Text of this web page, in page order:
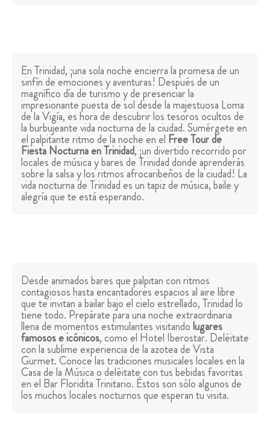
En Trinidad, ¡una sola noche encierra la promesa de un
sinfín de emociones y aventuras! Después de un
magnífico día de turismo y de presenciar la
impresionante puesta de sol desde la majestuosa Loma
de la Vigía, es hora de descubrir los tesoros ocultos de
la burbujeante vida nocturna de la ciudad. Sumérgete en
el palpitante ritmo de la noche en el Free Tour de
Fiesta Nocturna en Trinidad, ¡un divertido recorrido por
locales de música y bares de Trinidad donde aprenderás
sobre la salsa y los ritmos afrocaribeños de la ciudad! La
vida nocturna de Trinidad es un tapiz de música, baile y
alegría que te está esperando.
Desde animados bares que palpitan con ritmos
contagiosos hasta encantadores espacios al aire libre
que te invitan a bailar bajo el cielo estrellado, Trinidad lo
tiene todo. Prepárate para una noche extraordinaria
llena de momentos estimulantes visitandolugares
famosos e icónicos, como el Hotel Iberostar. Deléitate
con la sublime experiencia de la azotea de Vista
Gurmet. Conoce las tradiciones musicales locales en la
Casa de la Música o deléitate con tus bebidas favoritas
en el Bar Floridita Trinitario. Éstos son sólo algunos de
los muchos locales nocturnos que esperan tu visita.